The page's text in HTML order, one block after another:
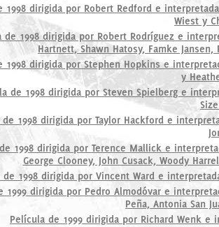
1998 dirigida por Robert Redford e
Wiest y
de 1998 dirigida por Robert Rodríguez e
Hartnett, Shawn Hatosy, Famke
1998 dirigida por Stephen Hopkins e
y
de 1998 dirigida por Steven Spielberg e
de 1998 dirigida por Taylor Hackford e
1998 dirigida por Terence Mallick e
George Clooney, John Cusack, Woody
de 1998 dirigida por Vincent Ward e
1999 dirigida por Pedro Almodóvar e
Peña, Antonia San
Película de 1999 dirigida por Richard Wenk e